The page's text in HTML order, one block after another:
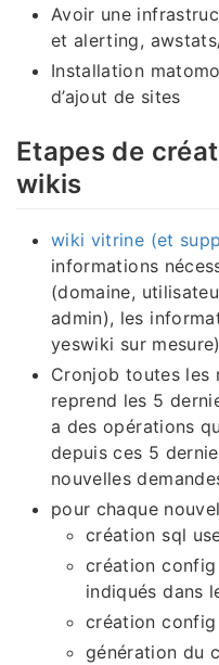
Avoir une
et alerting,
Installation
d’ajout de sites
Etapes de
wikis
wiki vitrine (et
informations
(domaine,
admin), les
yeswiki sur mesure)
Cronjob toutes les
reprend les 5
a des opérations
depuis ces 5
nouvelles
pour chaque
création sql
création
indiqués dans
création config
génération du